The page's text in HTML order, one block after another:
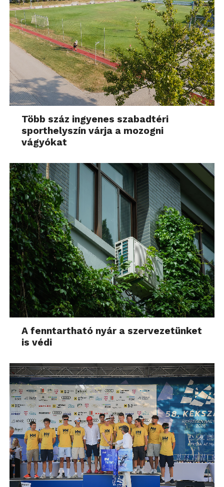
Több száz ingyenes szabadtéri
sporthelyszín várja a mozogni
vágyókat
A fenntartható nyár a szervezetünket
is védi